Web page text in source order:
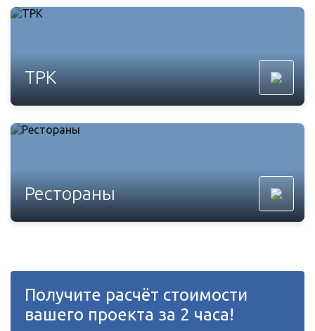
ТРК
Рестораны
Получите расчёт стоимости
вашего проекта за 2 часа!